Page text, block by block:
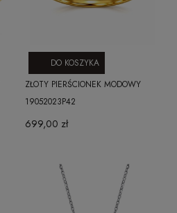
ZŁOTY PIERŚCIONEK MODOWY
19052023P42
699,00 zł
DO KOSZYKA